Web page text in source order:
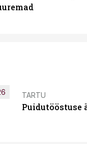
TARTU
Puidutööstuse